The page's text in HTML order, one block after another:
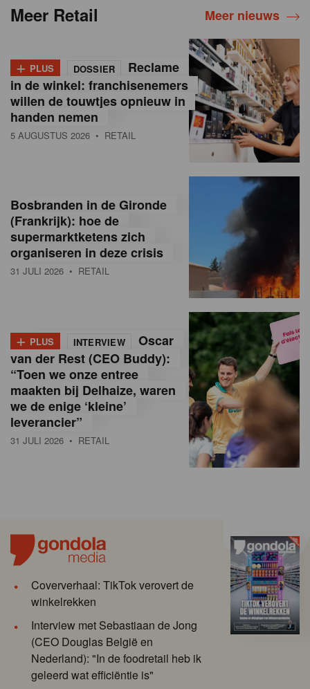
Meer Retail Meer nieuws
+ PLUS DOSSIER
Reclame
in de winkel: franchisenemers
willen de touwtjes opnieuw in
handen nemen
5 AUGUSTUS 2026 • RETAIL
Bosbranden in de Gironde
(Frankrijk): hoe de
supermarktketens zich
organiseren in deze crisis
31 JULI 2026 • RETAIL
+ PLUS INTERVIEW
Oscar
van der Rest (CEO Buddy):
“Toen we onze entree
maakten bij Delhaize, waren
we de enige ‘kleine’
leverancier”
31 JULI 2026 • RETAIL
Coververhaal: TikTok verovert de
winkelrekken
Interview met Sebastiaan de Jong
(CEO Douglas België en
Nederland): "In de foodretail heb ik
geleerd wat efficiëntie is"